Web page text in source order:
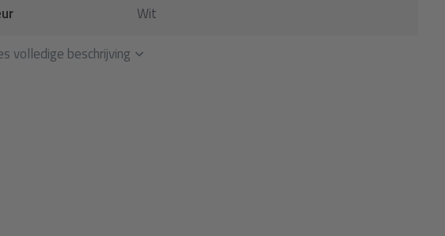
Wit
volledige beschrijving